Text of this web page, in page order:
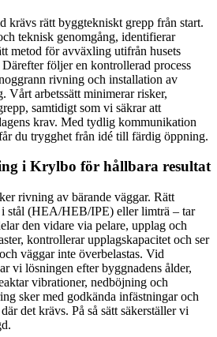
krävs rätt byggtekniskt grepp från start.
teknisk genomgång, identifierar
metod för avväxling utifrån husets
följer en kontrollerad process
rivning och installation av
Vårt arbetssätt minimerar risker,
samtidigt som vi säkrar att
krav. Med tydlig kommunikation
du trygghet från idé till färdig öppning.
i Krylbo för hållbara resultat
rivning av bärande väggar. Rätt
stål (HEA/HEB/IPE) eller limträ – tar
den vidare via pelare, upplag och
kontrollerar upplagskapacitet och ser
väggar inte överbelastas. Vid
vi lösningen efter byggnadens ålder,
vibrationer, nedböjning och
sker med godkända infästningar och
det krävs. På så sätt säkerställer vi